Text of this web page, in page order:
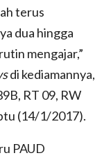
terus
dua hingga
mengajar,”
di kediamannya,
RT 09, RW
(14/1/2017).
PAUD